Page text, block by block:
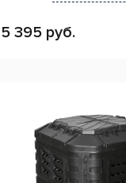
5 395 руб.